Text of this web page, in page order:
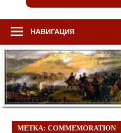
НАВИГАЦИЯ
МЕТКА: COMMEMORATION